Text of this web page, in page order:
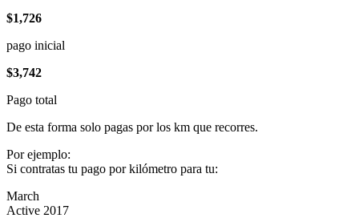
$1,726
pago inicial
$3,742
Pago total
De esta forma solo pagas por los km que recorres.
Por ejemplo:
Si contratas tu pago por kilómetro para tu:
March
Active 2017